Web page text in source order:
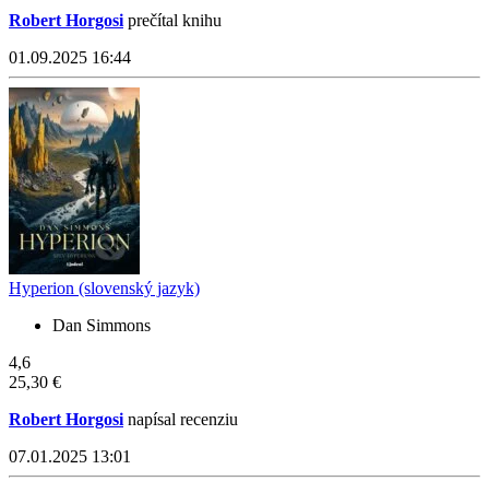
Robert Horgosi prečítal knihu
01.09.2025 16:44
Hyperion (slovenský jazyk)
Dan Simmons
4,6
25,30 €
Robert Horgosi napísal recenziu
07.01.2025 13:01